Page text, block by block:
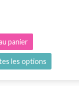
panier
les options